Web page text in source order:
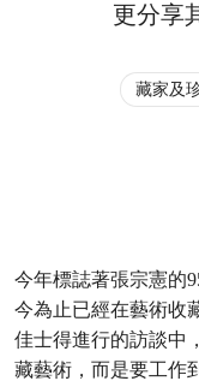
更分享
藏家及
今年標誌著張宗憲的
今為止已經在藝術收
佳士得進行的訪談中
藏藝術，而是要工作